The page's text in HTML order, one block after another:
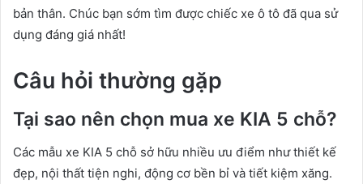
bản thân. Chúc bạn sớm tìm được chiếc xe ô tô đã qua sử
dụng đáng giá nhất!
Câu hỏi thường gặp
Tại sao nên chọn mua xe KIA 5 chỗ?
Các mẫu xe KIA 5 chỗ sở hữu nhiều ưu điểm như thiết kế
đẹp, nội thất tiện nghi, động cơ bền bỉ và tiết kiệm xăng.